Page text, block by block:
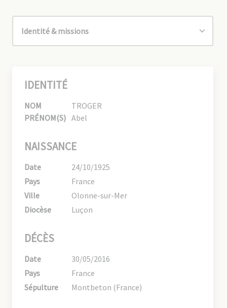
IDENTITÉ
NOM
TROGER
PRÉNOM(S) Abel
NAISSANCE
Date
24/10/1925
Pays
France
Ville
Olonne-sur-Mer
Diocèse
Luçon
DÉCÈS
Date
30/05/2016
Pays
France
Sépulture
Montbeton (France)